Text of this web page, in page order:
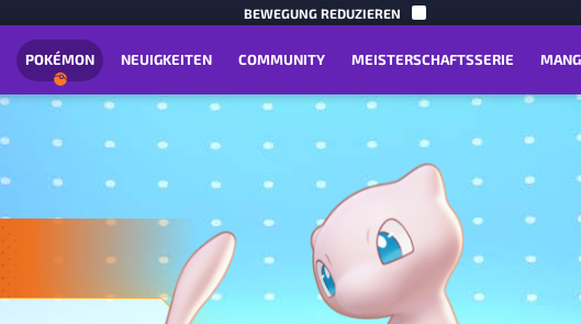
BEWEGUNG REDUZIEREN
POKÉMON NEUIGKEITEN COMMUNITY MEISTERSCHAFTSSERIE